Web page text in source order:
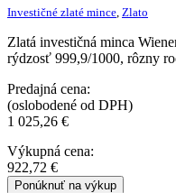
Investičné zlaté mince Zlato
Zlatá investičná minca
rýdzosť 999,9/1000, rôzny
Predajná cena:
(oslobodené od DPH)
1 025,26 €
Výkupná cena:
922,72 €
Ponúknuť na výkup